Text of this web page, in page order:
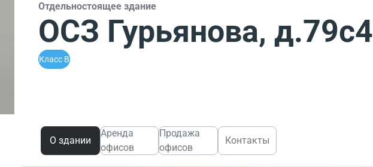
Отдельностоящее здание
ОСЗ Гурьянова, д.79с4
Класс B
О здании
Аренда
офисов
Продажа
офисов
Контакты